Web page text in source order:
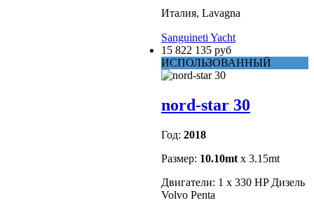
Италия, Lavagna
Sanguineti Yacht
15 822 135 руб
ИСПОЛЬЗОВАННЫЙ
nord-star 30
Год: 2018
Размер: 10.10mt x 3.15mt
Двигатели: 1 x 330 HP Дизель
Volvo Penta